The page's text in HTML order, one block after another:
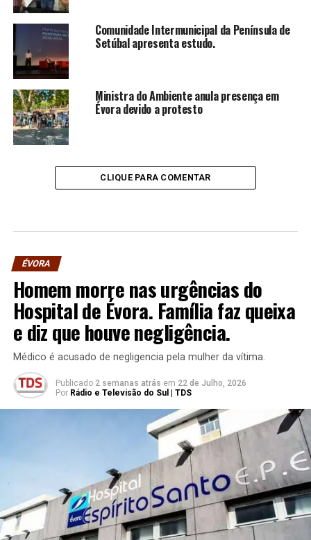
Comunidade Intermunicipal da Península de
Setúbal apresenta estudo.
Ministra do Ambiente anula presença em
Évora devido a protesto
CLIQUE PARA COMENTAR
ÉVORA
Homem morre nas urgências do
Hospital de Évora. Família faz queixa
e diz que houve negligência.
Médico é acusado de negligencia pela mulher da vítima.
Publicado 2 semanas atrás em 22 de Julho, 2026
Por Rádio e Televisão do Sul | TDS